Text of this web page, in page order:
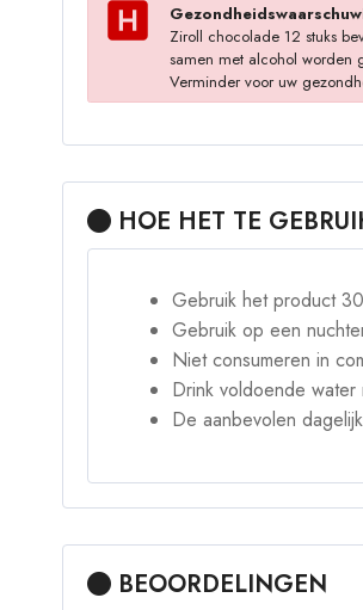
Ziroll chocolade 12 stuks
samen met alcohol worden
Verminder voor uw
HOE HET TE
Gebruik het product
Gebruik op een
Niet consumeren in
Drink voldoende water
De aanbevolen
BEOORDELINGEN